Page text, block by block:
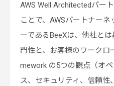
AWS Well Architectedパー
ことで、AWSパートナー
ーであるBeeXは、他社と
門性と、お客様のワークロ
mework の5つの観点（オ
ス、セキュリティ、信頼性